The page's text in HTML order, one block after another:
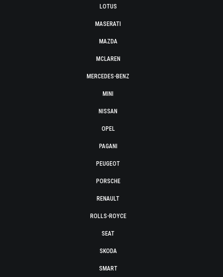
LOTUS
MASERATI
MAZDA
MCLAREN
MERCEDES-BENZ
MINI
NISSAN
OPEL
PAGANI
PEUGEOT
PORSCHE
RENAULT
ROLLS-ROYCE
SEAT
SKODA
SMART